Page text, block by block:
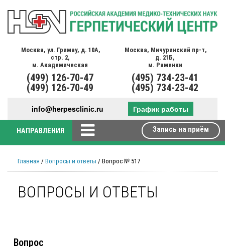
Москва, ул. Гримау, д. 10А,
стр. 2,
м. Академическая
(499) 126-70-47
(499) 126-70-49
Москва, Мичуринский пр-т,
д. 21Б,
м. Раменки
(495) 734-23-41
(495) 734-23-42
info@herpesclinic.ru График работы
НАПРАВЛЕНИЯ Запись на приём
Главная / Вопросы и ответы / Вопрос № 517
ВОПРОСЫ И ОТВЕТЫ
Вопрос